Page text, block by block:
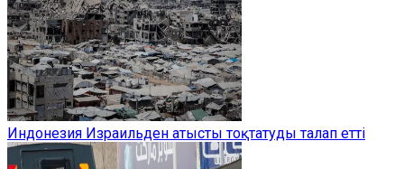
Индонезия Израильден атысты тоқтатуды талап етті